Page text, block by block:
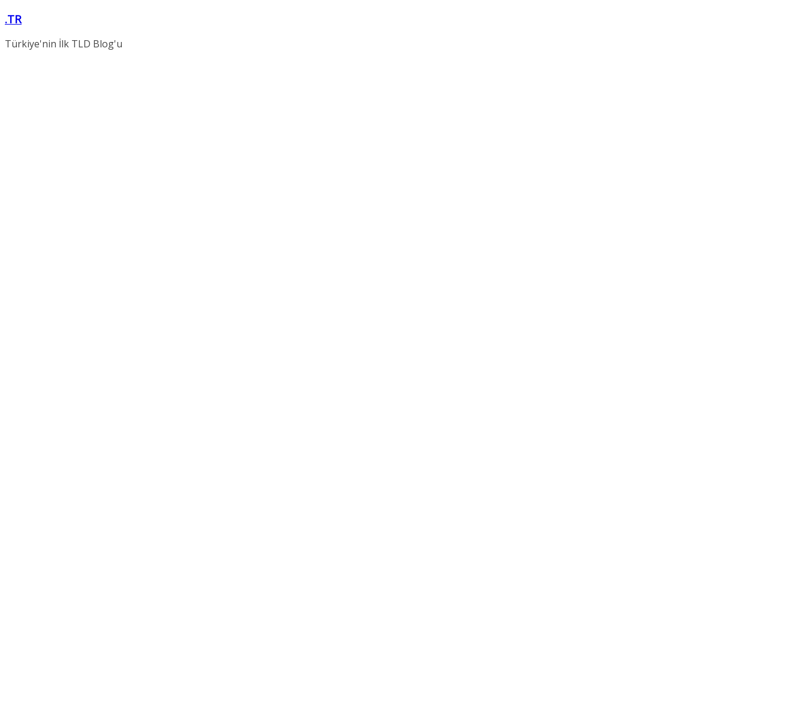
Skip
content
.TR
Türkiye'nin İlk TLD Blog'u